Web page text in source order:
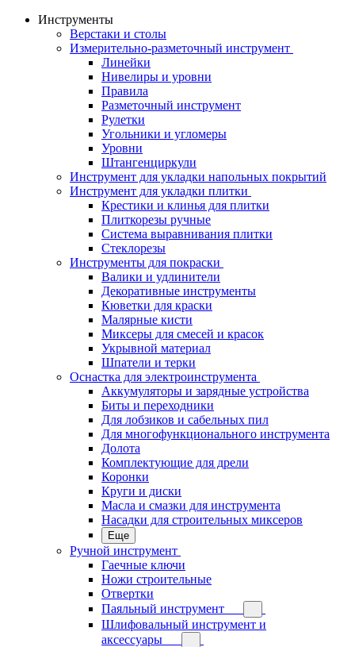
Инструменты
Верстаки и столы
Измерительно-разметочный инструмент
Линейки
Нивелиры и уровни
Правила
Разметочный инструмент
Рулетки
Угольники и угломеры
Уровни
Штангенциркули
Инструмент для укладки напольных покрытий
Инструмент для укладки плитки
Крестики и клинья для плитки
Плиткорезы ручные
Система выравнивания плитки
Стеклорезы
Инструменты для покраски
Валики и удлинители
Декоративные инструменты
Кюветки для краски
Малярные кисти
Миксеры для смесей и красок
Укрывной материал
Шпатели и терки
Оснастка для электроинструмента
Аккумуляторы и зарядные устройства
Биты и переходники
Для лобзиков и сабельных пил
Для многофункционального инструмента
Долота
Комплектующие для дрели
Коронки
Круги и диски
Масла и смазки для инструмента
Насадки для строительных миксеров
Еще
Ручной инструмент
Гаечные ключи
Ножи строительные
Отвертки
Паяльный инструмент
Шлифовальный инструмент и
аксессуары